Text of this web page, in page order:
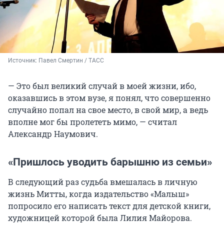
Источник: Павел Смертин / ТАСС
— Это был великий случай в моей жизни, ибо,
оказавшись в этом вузе, я понял, что совершенно
случайно попал на свое место, в свой мир, а ведь
вполне мог бы пролететь мимо, — считал
Александр Наумович.
«Пришлось уводить барышню из семьи»
В следующий раз судьба вмешалась в личную
жизнь Митты, когда издательство «Малыш»
попросило его написать текст для детской книги,
художницей которой была Лилия Майорова.